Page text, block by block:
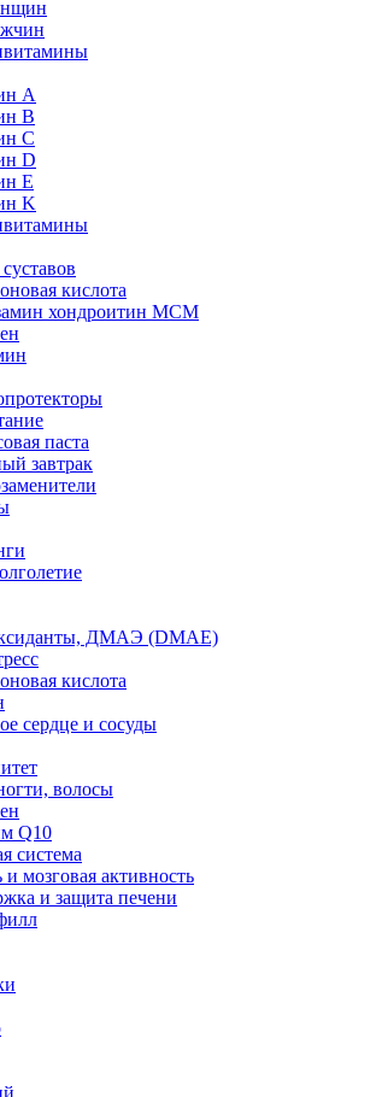
A
B
C
D
E
K
кислота
хондроитин МСМ
паста
завтрак
ДМАЭ (DMAE)
кислота
сердце и сосуды
волосы
Q10
система
мозговая активность
и защита печени